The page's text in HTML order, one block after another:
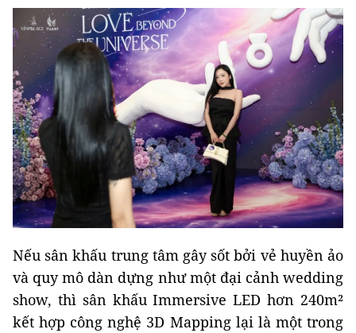
Nếu sân khấu trung tâm gây sốt bởi vẻ huyền ảo
và quy mô dàn dựng như một đại cảnh wedding
show, thì sân khấu Immersive LED hơn 240m²
kết hợp công nghệ 3D Mapping lại là một trong